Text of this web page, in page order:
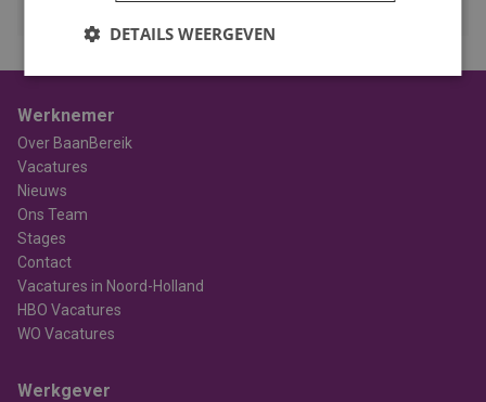
Werknemer
Over BaanBereik
Vacatures
Nieuws
Ons Team
Stages
Contact
Vacatures in Noord-Holland
HBO Vacatures
WO Vacatures
Werkgever
DETAILS WEERGEVEN